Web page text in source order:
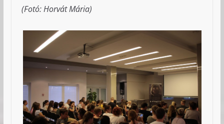
(Fotó: Horvát Mária)